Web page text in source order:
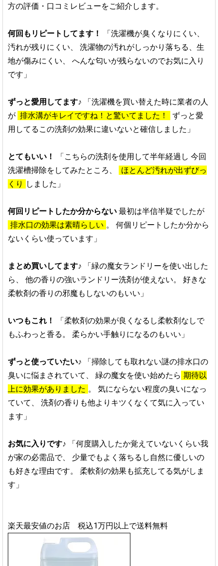
方の評価・口コミレビューをご紹介します。
何回もリピートしてます！
「洗濯機が臭くなりにくい、
汚れが残りにくい、
洗濯物の汚れがしっかり落ちる、生
地が傷みにくい、
へんな匂いが残らないのでお気に入り
です」
ずっと愛用してます♪ 「洗濯機を買い替えた時に業者の人
が 排水溝がキレイですね！と驚いてました！
ずっと愛
用してるこの洗剤の効果に違いないと確信しました」
とてもいい！ 「こちらの洗剤を使用して半年経過し 今回
洗濯槽掃除をしてみたところ、
ほとんど汚れが出ずびっ
くり
しました」
何回リピートしたか分からない 最初は半信半疑でしたが
排水口の効果は素晴らしい 。
何個リピートしたか分から
ないくらい使っています」
まとめ買いしてます♪ 「緑の魔女ランドリーを使い出した
ら、
他の香りの強いランドリー洗剤が使えない。
好きな
柔軟剤の香りの邪魔もしないのもいい」
いつもこれ！
「柔軟剤の効果が良くなるし柔軟剤なしで
もふわっと香る。
柔らかい手触りになるのもいい」
ずっと使っていたい♪ 「掃除しても取れない謎の排水口の
臭いに悩まされていて、
緑の魔女を使い始めたら 期待以
上に効果がありました 。
気にならない程度の臭いになっ
ていて、
洗剤の香りも他よりキツくなくて気に入ってい
ます」
お気に入りです♪ 「何度購入したか覚えていないくらい我
が家の必需品で、
少量でもよく落ちるし自然に優しいの
も好きな理由です。
柔軟剤の効果も拡充してる気がしま
す」
楽天最安値のお店 税込1万円以上で送料無料